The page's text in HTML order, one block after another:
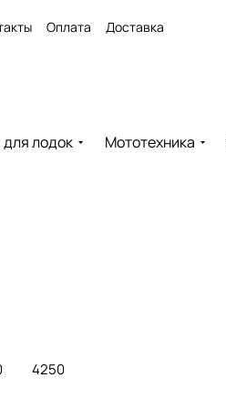
Оплата Доставка
лодок Мототехника
4250